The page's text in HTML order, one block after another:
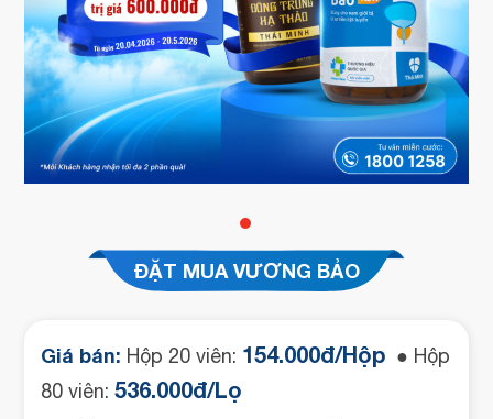
ĐẶT MUA VƯƠNG BẢO
Giá bán: Hộp 20 viên: 154.000đ/Hộp ● Hộp
80 viên:536.000đ/Lọ